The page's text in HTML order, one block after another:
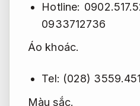
Hotline:
0933712736
Áo khoác.
Tel: (028)
Màu sắc.